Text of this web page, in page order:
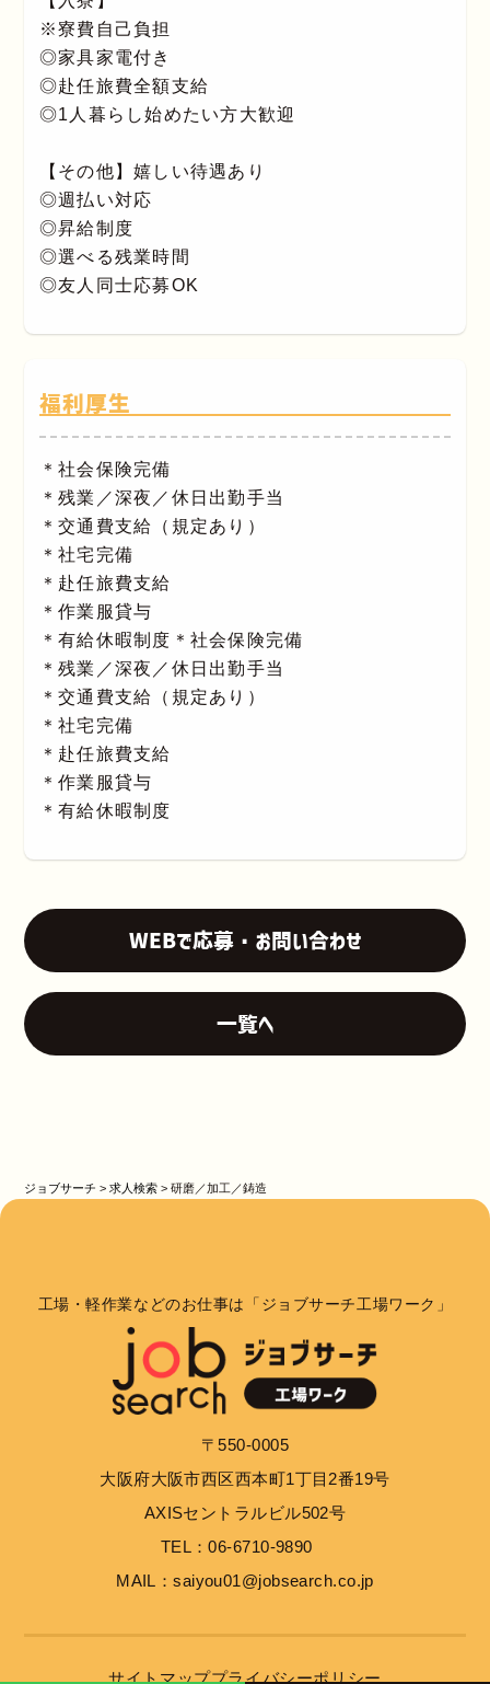
※寮費自己負担
◎家具家電付き
◎赴任旅費全額支給
◎1人暮らし始めたい方大歓迎
【その他】嬉しい待遇あり
◎週払い対応
◎昇給制度
◎選べる残業時間
◎友人同士応募OK
福利厚生
＊社会保険完備
＊残業／深夜／休日出勤手当
＊交通費支給（規定あり）
＊社宅完備
＊赴任旅費支給
＊作業服貸与
＊有給休暇制度＊社会保険完備
＊残業／深夜／休日出勤手当
＊交通費支給（規定あり）
＊社宅完備
＊赴任旅費支給
＊作業服貸与
＊有給休暇制度
WEBで応募・お問い合わせ
一覧へ
ジョブサーチ >求人検索 >研磨／加工／鋳造
工場・軽作業などのお仕事は「ジョブサーチ工場ワーク」
〒550-0005
大阪府大阪市西区西本町1丁目2番19号
AXISセントラルビル502号
TEL：06-6710-9890
MAIL：saiyou01@jobsearch.co.jp
サイトマッププライバシーポリシー